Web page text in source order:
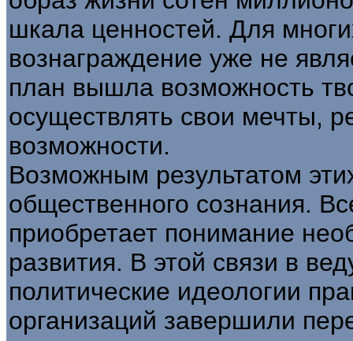
шкала ценностей. Для
вознаграждение уже не
план вышла возможность
осуществлять свои мечты,
возможности.
Возможным результатом
общественного сознания.
приобретает понимание
развития. В этой связи в
политические идеологии
организаций завершили